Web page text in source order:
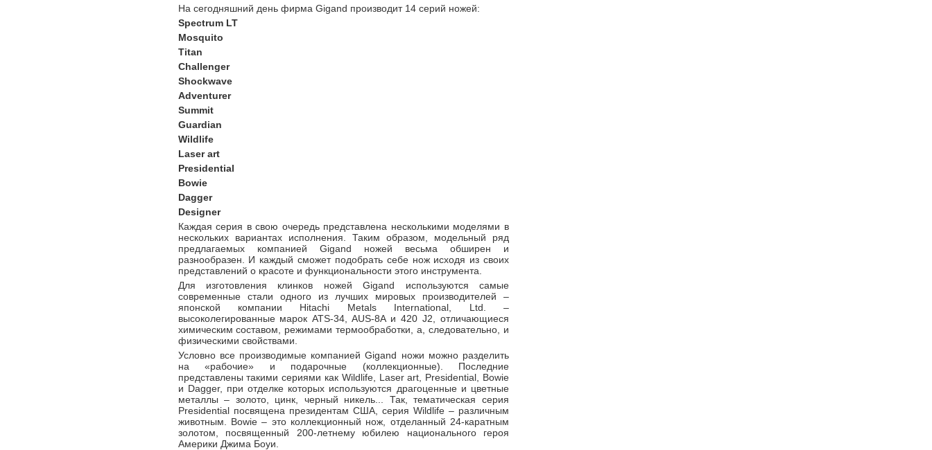
На сегодняшний день фирма Gigand производит 14 серий ножей:
Spectrum LT
Mosquito
Titan
Challenger
Shockwave
Adventurer
Summit
Guardian
Wildlife
Laser art
Presidential
Bowie
Dagger
Designer
Каждая серия в свою очередь представлена несколькими моделями в
нескольких вариантах исполнения. Таким образом, модельный ряд
предлагаемых компанией Gigand ножей весьма обширен и
разнообразен. И каждый сможет подобрать себе нож исходя из своих
представлений о красоте и функциональности этого инструмента.
Для изготовления клинков ножей Gigand используются самые
современные стали одного из лучших мировых производителей –
японской компании Hitachi Metals International, Ltd. –
высоколегированные марок ATS-34, AUS-8A и 420 J2, отличающиеся
химическим составом, режимами термообработки, а, следовательно, и
физическими свойствами.
Условно все производимые компанией Gigand ножи можно разделить
на «рабочие» и подарочные (коллекционные). Последние
представлены такими сериями как Wildlife, Laser art, Presidential, Bowie
и Dagger, при отделке которых используются драгоценные и цветные
металлы – золото, цинк, черный никель... Так, тематическая серия
Presidential посвящена президентам США, серия Wildlife – различным
животным. Bowie – это коллекционный нож, отделанный 24-каратным
золотом, посвященный 200-летнему юбилею национального героя
Америки Джима Боуи.